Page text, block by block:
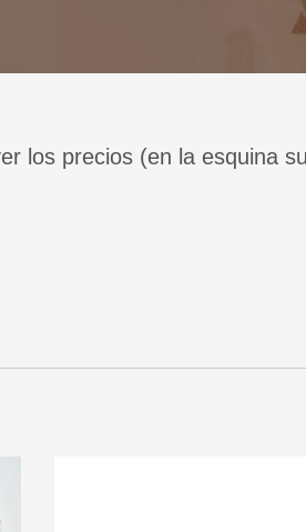
los precios (en la esquina